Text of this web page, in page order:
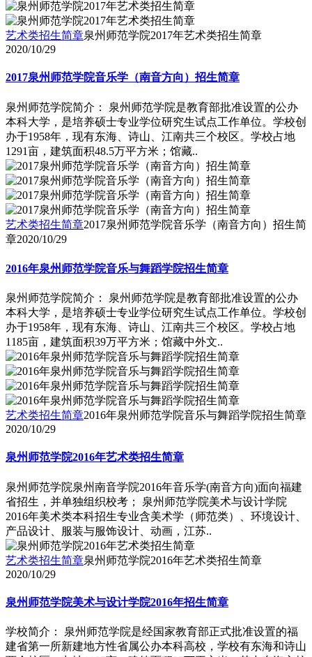
艺术类招生简章泉州师范学院2017年艺术类招生简章
2020/10/29
2017泉州师范学院音乐学（南音方向）招生简章
泉州师范学院简介： 泉州师范学院是教育部批准设置的公办
本科大学，是培养硕士专业学位研究生试点工作单位。学校创
办于1958年，现有东海、诗山、江南共三个校区。学校占地
1291亩，建筑面积48.5万平方米；馆藏..
艺术类招生简章2017泉州师范学院音乐学（南音方向）招生简
章2020/10/29
2016年泉州师范学院音乐与舞蹈学院招生简章
泉州师范学院简介： 泉州师范学院是教育部批准设置的公办
本科大学，是培养硕士专业学位研究生试点工作单位。学校创
办于1958年，现有东海、诗山、江南共三个校区。学校占地
1185亩，建筑面积39万平方米；馆藏中外文..
艺术类招生简章2016年泉州师范学院音乐与舞蹈学院招生简章
2020/10/29
泉州师范学院2016年艺术类招生简章
泉州师范学院泉州南音学院2016年音乐学(南音方向)面向福建
省招生，并单独组织校考； 泉州师范学院美术与设计学院
2016年美术类本科招生专业含美术学（师范类）、环境设计、
产品设计、服装与服饰设计、动画，江苏..
艺术类招生简章泉州师范学院2016年艺术类招生简章
2020/10/29
泉州师范学院美术与设计学院2016年招生简章
学校简介： 泉州师范学院是经国家教育部正式批准设置的福
建省第一所新建地方性省属公办本科高校，学校有东海和诗山